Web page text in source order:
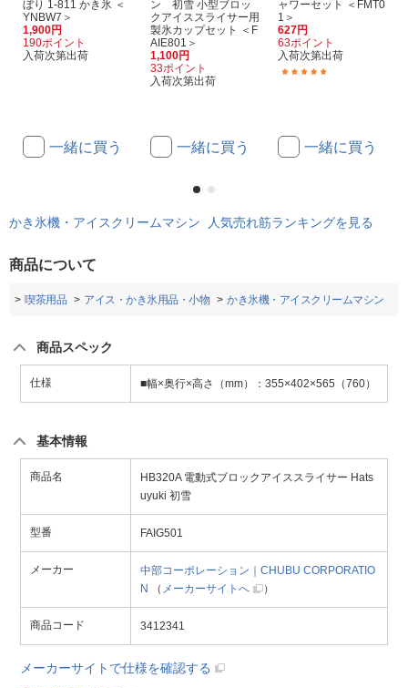
ぼり 1-811 かき氷 ＜
YNBW7＞
1,900円
190ポイント
入荷次第出荷
一緒に買う
ン 初雪 小型ブロッ
クアイススライサー用
製氷カップセット ＜F
AIE801＞
1,100円
33ポイント
入荷次第出荷
一緒に買う
ャワーセット ＜FMT0
1＞
627円
63ポイント
入荷次第出荷
一緒に買う
かき氷機・アイスクリームマシン 人気売れ筋ランキングを見る
商品について
喫茶用品 アイス・かき氷用品・小物 かき氷機・アイスクリームマシン
商品スペック
仕様 ■幅×奥行×高さ（mm）：355×402×565（760）
基本情報
商品名
HB320A 電動式ブロックアイススライサー Hats
uyuki 初雪
型番 FAIG501
メーカー
中部コーポレーション｜CHUBU CORPORATIO
N
（ メーカーサイトへ ）
商品コード 3412341
メーカーサイトで仕様を確認する